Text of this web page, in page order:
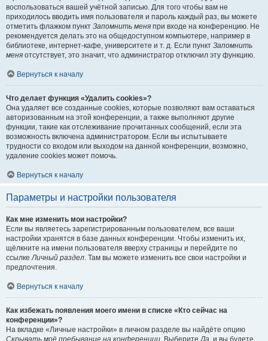
воспользоваться вашей учётной записью. Для того чтобы вам не
приходилось вводить имя пользователя и пароль каждый раз, вы можете
отметить флажком пункт Запомнить меня при входе на конференцию. Не
рекомендуется делать это на общедоступном компьютере, например в
библиотеке, интернет-кафе, университете и т. д. Если пункт Запомнить
меня отсутствует, это значит, что администратор отключил эту функцию.
Вернуться к началу
Что делает функция «Удалить cookies»?
Она удаляет все созданные cookies, которые позволяют вам оставаться
авторизованным на этой конференции, а также выполняют другие
функции, такие как отслеживание прочитанных сообщений, если эта
возможность включена администратором. Если вы испытываете
трудности со входом или выходом на данной конференции, возможно,
удаление cookies может помочь.
Вернуться к началу
Параметры и настройки пользователя
Как мне изменить мои настройки?
Если вы являетесь зарегистрированным пользователем, все ваши
настройки хранятся в базе данных конференции. Чтобы изменить их,
щёлкните на имени пользователя вверху страницы и перейдите по
ссылкеЛичный раздел. Там вы можете изменить все свои настройки и
предпочтения.
Вернуться к началу
Как избежать появления моего имени в списке «Кто сейчас на
конференции»?
На вкладке «Личные настройки» в личном разделе вы найдёте опцию
Скрывать моё пребывание на конференции. ВыберитеДа, и вы будете